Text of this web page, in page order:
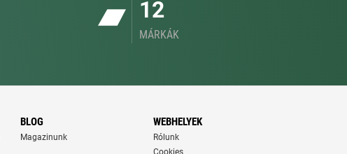
12
MÁRKÁK
BLOG
Magazinunk
WEBHELYEK
Rólunk
Cookies